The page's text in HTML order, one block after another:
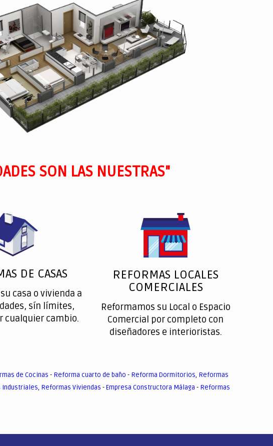
SON LAS NUESTRAS"
DE CASAS
casa o vivienda a
sín límites,
cualquier cambio.
REFORMAS LOCALES
COMERCIALES
Reformamos su Local o Espacio
Comercial por completo con
diseñadores e interioristas.
de Cocinas - Reforma cuarto de baño - Reforma Dormitorios, Reformas
Industriales, Reformas Viviendas -Empresa Constructora Málaga - Reformas